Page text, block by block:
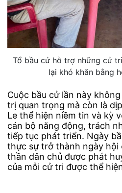
Tổ bầu cử hỗ trợ những cử
lại khó khăn bằng
Cuộc bầu cử lần này
trị quan trọng mà còn là
Le thể hiện niềm tin và kỳ
cán bộ năng động, trách
tiếp tục phát triển. Ngày
thực sự trở thành ngày hội
thần dân chủ được phát
của mỗi cử tri được thể